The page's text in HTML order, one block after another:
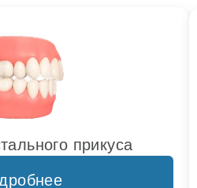
прикуса